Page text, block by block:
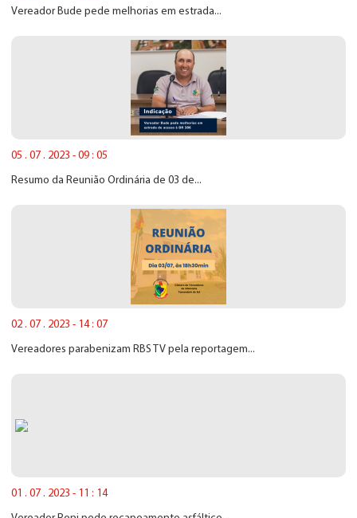
Vereador Bude pede melhorias em estrada...
05 . 07 . 2023 - 09 : 05
Resumo da Reunião Ordinária de 03 de...
02 . 07 . 2023 - 14 : 07
Vereadores parabenizam RBS TV pela reportagem...
01 . 07 . 2023 - 11 : 14